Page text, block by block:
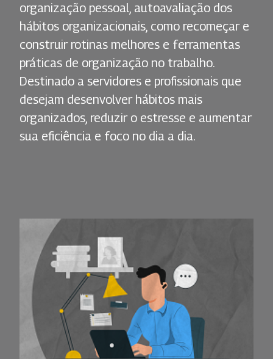
organização pessoal, autoavaliação dos
hábitos organizacionais, como recomeçar e
construir rotinas melhores e ferramentas
práticas de organização no trabalho.
Destinado a servidores e profissionais que
desejam desenvolver hábitos mais
organizados, reduzir o estresse e aumentar
sua eficiência e foco no dia a dia.